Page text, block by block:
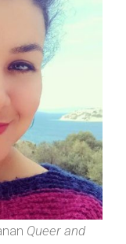
Queer and